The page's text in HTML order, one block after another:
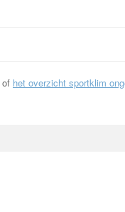
of het overzicht sportklim